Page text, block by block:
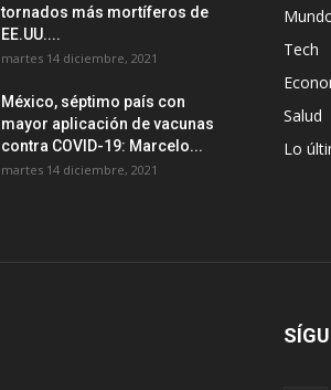
tornados más mortíferos de
EE.UU....
martes 14 diciembre, 2021
México, séptimo país con
mayor aplicación de vacunas
contra COVID-19: Marcelo...
martes 14 diciembre, 2021
Tech
Salud
Lo